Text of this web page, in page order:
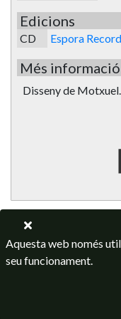
Edicions
CD Espora
Més informació
Disseny de Motxuel.
Aquesta web només
seu funcionament.